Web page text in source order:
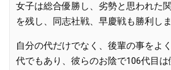
女子は総合優勝し、劣勢と思われた
を残し、同志社戦、早慶戦も勝利しま
自分の代だけでなく、後輩の事をよ
代でもあり、彼らのお陰で106代目は